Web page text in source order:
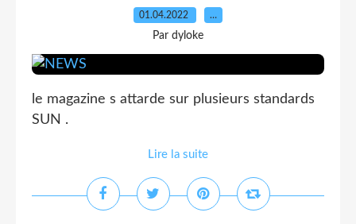
01.04.2022 …
Par dyloke
le magazine s attarde sur plusieurs standards
SUN .
Lire la suite